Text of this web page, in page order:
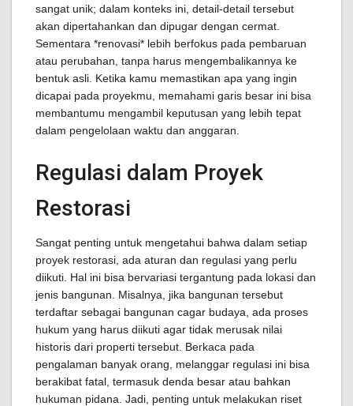
sangat unik; dalam konteks ini, detail-detail tersebut
akan dipertahankan dan dipugar dengan cermat.
Sementara *renovasi* lebih berfokus pada pembaruan
atau perubahan, tanpa harus mengembalikannya ke
bentuk asli. Ketika kamu memastikan apa yang ingin
dicapai pada proyekmu, memahami garis besar ini bisa
membantumu mengambil keputusan yang lebih tepat
dalam pengelolaan waktu dan anggaran.
Regulasi dalam Proyek
Restorasi
Sangat penting untuk mengetahui bahwa dalam setiap
proyek restorasi, ada aturan dan regulasi yang perlu
diikuti. Hal ini bisa bervariasi tergantung pada lokasi dan
jenis bangunan. Misalnya, jika bangunan tersebut
terdaftar sebagai bangunan cagar budaya, ada proses
hukum yang harus diikuti agar tidak merusak nilai
historis dari properti tersebut. Berkaca pada
pengalaman banyak orang, melanggar regulasi ini bisa
berakibat fatal, termasuk denda besar atau bahkan
hukuman pidana. Jadi, penting untuk melakukan riset